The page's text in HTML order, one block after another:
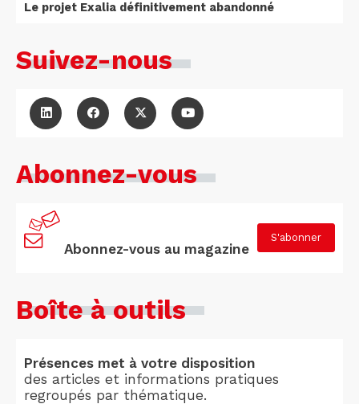
Le projet Exalia définitivement abandonné
Suivez-nous
Abonnez-vous
Abonnez-vous au magazine
S'abonner
Boîte à outils
Présences met à votre disposition
des articles et informations pratiques
regroupés par thématique.